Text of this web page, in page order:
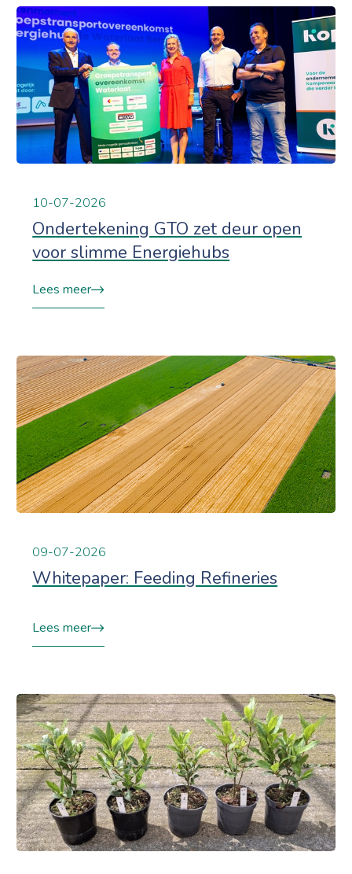
10-07-2026
Ondertekening GTO zet deur open
voor slimme Energiehubs
Lees meer
09-07-2026
Whitepaper: Feeding Refineries
Lees meer